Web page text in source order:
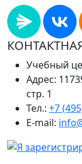
Учебный
Адрес:
стр. 1
Тел.: +7
E-mail: